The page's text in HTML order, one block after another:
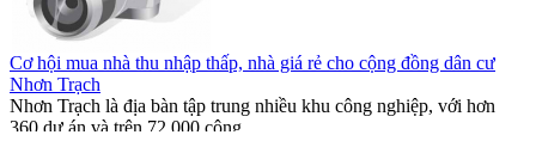
Cơ hội mua nhà thu nhập thấp, nhà giá rẻ cho cộng đồng dân cư
Nhơn Trạch
Nhơn Trạch là địa bàn tập trung nhiều khu công nghiệp, với hơn
360 dự án và trên 72.000 công...